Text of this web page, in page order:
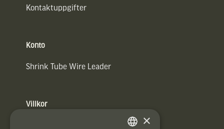
Kontaktuppgifter
Konto
Shrink Tube Wire Leader
Villkor
×